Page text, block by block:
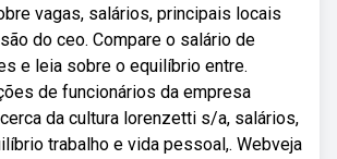
vagas, salários, principais locais
do ceo. Compare o salário de
e leia sobre o equilíbrio entre.
de funcionários da empresa
da cultura lorenzetti s/a, salários,
trabalho e vida pessoal,. Webveja